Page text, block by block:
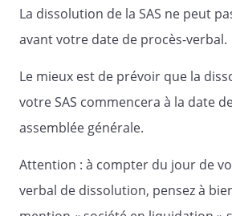
Le ,
A l'attention de :
Nous avons l'honneur de vous
La dissolution de la SAS ne peut
avant votre date de procès-verbal.
Le mieux est de prévoir que la
votre SAS commencera à la date
assemblée générale.
Attention : à compter du jour de
verbal de dissolution, pensez à